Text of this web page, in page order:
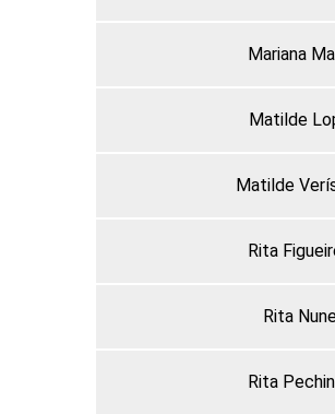
Mariana
Matilde
Matilde
Rita
Rita
Rita